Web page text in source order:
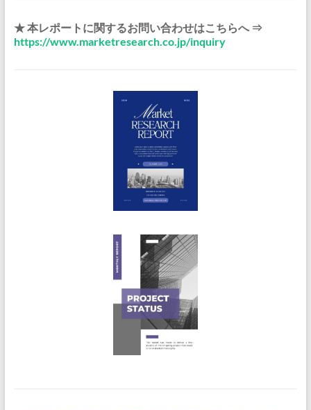
★ 本レポートに関するお問い合わせはこちらへ ⇒
https://www.marketresearch.co.jp/inquiry